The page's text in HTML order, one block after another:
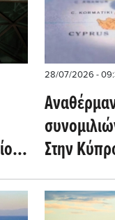
28/07/2026 -
Στην